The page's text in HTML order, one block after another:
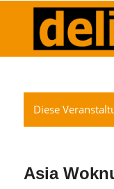
Diese
Asia